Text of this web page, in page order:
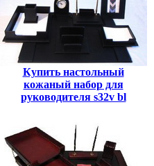
Купить настольный
кожаный набор для
руководителя s32v bl